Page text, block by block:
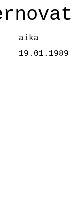
aika
19.01.1989